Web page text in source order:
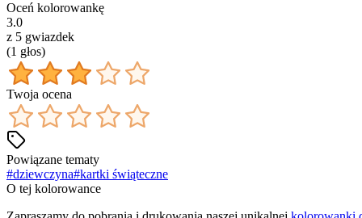
Oceń kolorowankę
3.0
z 5 gwiazdek
(1 głos)
Twoja ocena
Powiązane tematy
#dziewczyna#kartki świąteczne
O tej kolorowance